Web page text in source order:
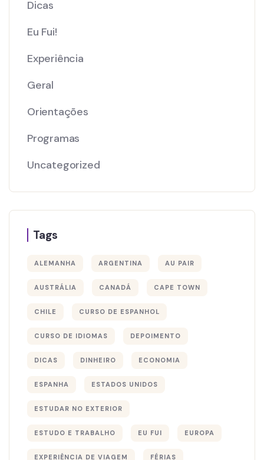
Dicas
Eu Fui!
Experiência
Geral
Orientações
Programas
Uncategorized
Tags
ALEMANHA ARGENTINA AU PAIR
AUSTRÁLIA CANADÁ CAPE TOWN
CHILE CURSO DE ESPANHOL
CURSO DE IDIOMAS DEPOIMENTO
DICAS DINHEIRO ECONOMIA
ESPANHA ESTADOS UNIDOS
ESTUDAR NO EXTERIOR
ESTUDO E TRABALHO EU FUI EUROPA
EXPERIÊNCIA DE VIAGEM FÉRIAS